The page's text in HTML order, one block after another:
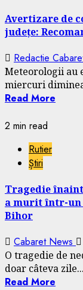
Avertizare de
județe:
Redactie
Meteorologii au
miercuri
Read More
2 min read
Rutier
Știri
Tragedie
a murit într-un
Bihor
Cabaret News
O tragedie de
doar câteva zile...
Read More